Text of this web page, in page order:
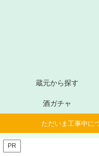
蔵元から探す
酒ガチャ
ただいま工事中に
PR